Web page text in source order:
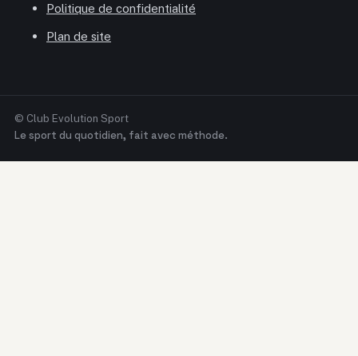
Politique de confidentialité
Plan de site
© Club Evolution Sport
Le sport du quotidien, fait avec méthode.